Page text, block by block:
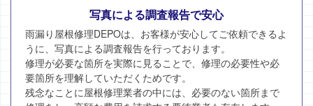
写真による調査報告で安心
雨漏り屋根修理DEPOは、お客様が安心してご依頼できるよ
うに、写真による調査報告を行っております。
修理が必要な箇所を実際に見ることで、修理の必要性や必
要箇所を理解していただくためです。
残念なことに屋根修理業者の中には、必要のない箇所まで